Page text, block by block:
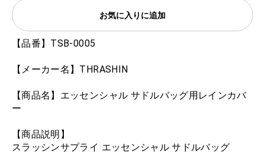
お気に入りに追加
【品番】TSB-0005
【メーカー名】THRASHIN
【商品名】エッセンシャル サドルバッグ用レインカバ
ー
【商品説明】
スラッシンサプライ エッセンシャル サドルバッグ